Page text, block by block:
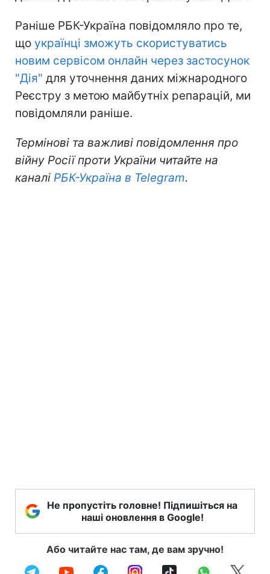
Раніше РБК-Україна повідомляло про те,
що українці зможуть скористуватись
новим сервісом онлайн через застосунок
"Дія" для уточнення даних міжнародного
Реєстру з метою майбутніх репарацій, ми
повідомляли раніше.
Термінові та важливі повідомлення про
війну Росії проти України читайте на
каналі РБК-Україна в Telegram.
Не пропустіть головне! Підпишіться на
наші оновлення в Google!
Або читайте нас там, де вам зручно!